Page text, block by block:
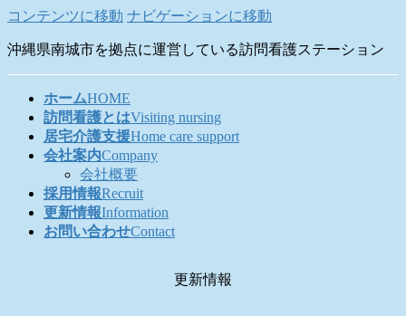
コンテンツに移動 ナビゲーションに移動
沖縄県南城市を拠点に運営している訪問看護ステーション
ホームHOME
訪問看護とはVisiting nursing
居宅介護支援Home care support
会社案内Company
会社概要
採用情報Recruit
更新情報Information
お問い合わせContact
更新情報